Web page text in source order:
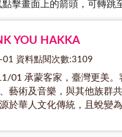
畫面上的箭頭，可轉跳
YOU HAKKA
資料點閱次數:3109
01 承蒙客家，臺灣更美
藝術及音樂，與其他族群
於華人文化傳統，且蛻變